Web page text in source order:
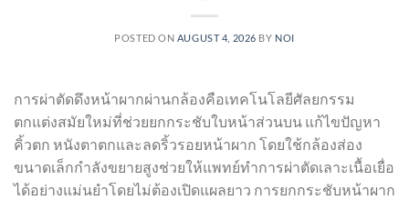
POSTED ON AUGUST 4, 2026 BY NOI
การผ่าตัดดึงหน้าผากผ่านกล้องคือเทคโนโลยีศัลยกรรม
ตกแต่งสมัยใหม่ที่ช่วยยกกระชับใบหน้าส่วนบน แก้ไขปัญหา
คิ้วตก หนังตาตกและลดริ้วรอยหน้าผาก โดยใช้กล้องส่อง
ขนาดเล็กกำลังขยายสูงช่วยให้แพทย์ทำการผ่าตัดเลาะเนื้อเยื่อ
ได้อย่างแม่นยำโดยไม่ต้องเปิดแผลยาว การยกกระชับหน้าผาก